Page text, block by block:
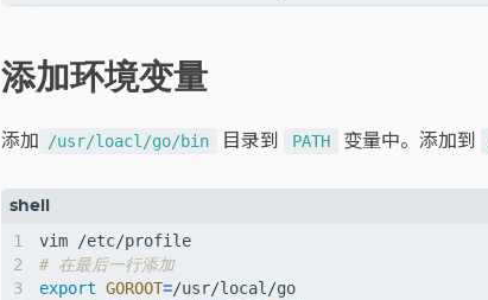
添加环境变量
添加 /usr/loacl/go/bin 目录到 PATH 变量中。添加到
# 在最后一行添加
export GOROOT=